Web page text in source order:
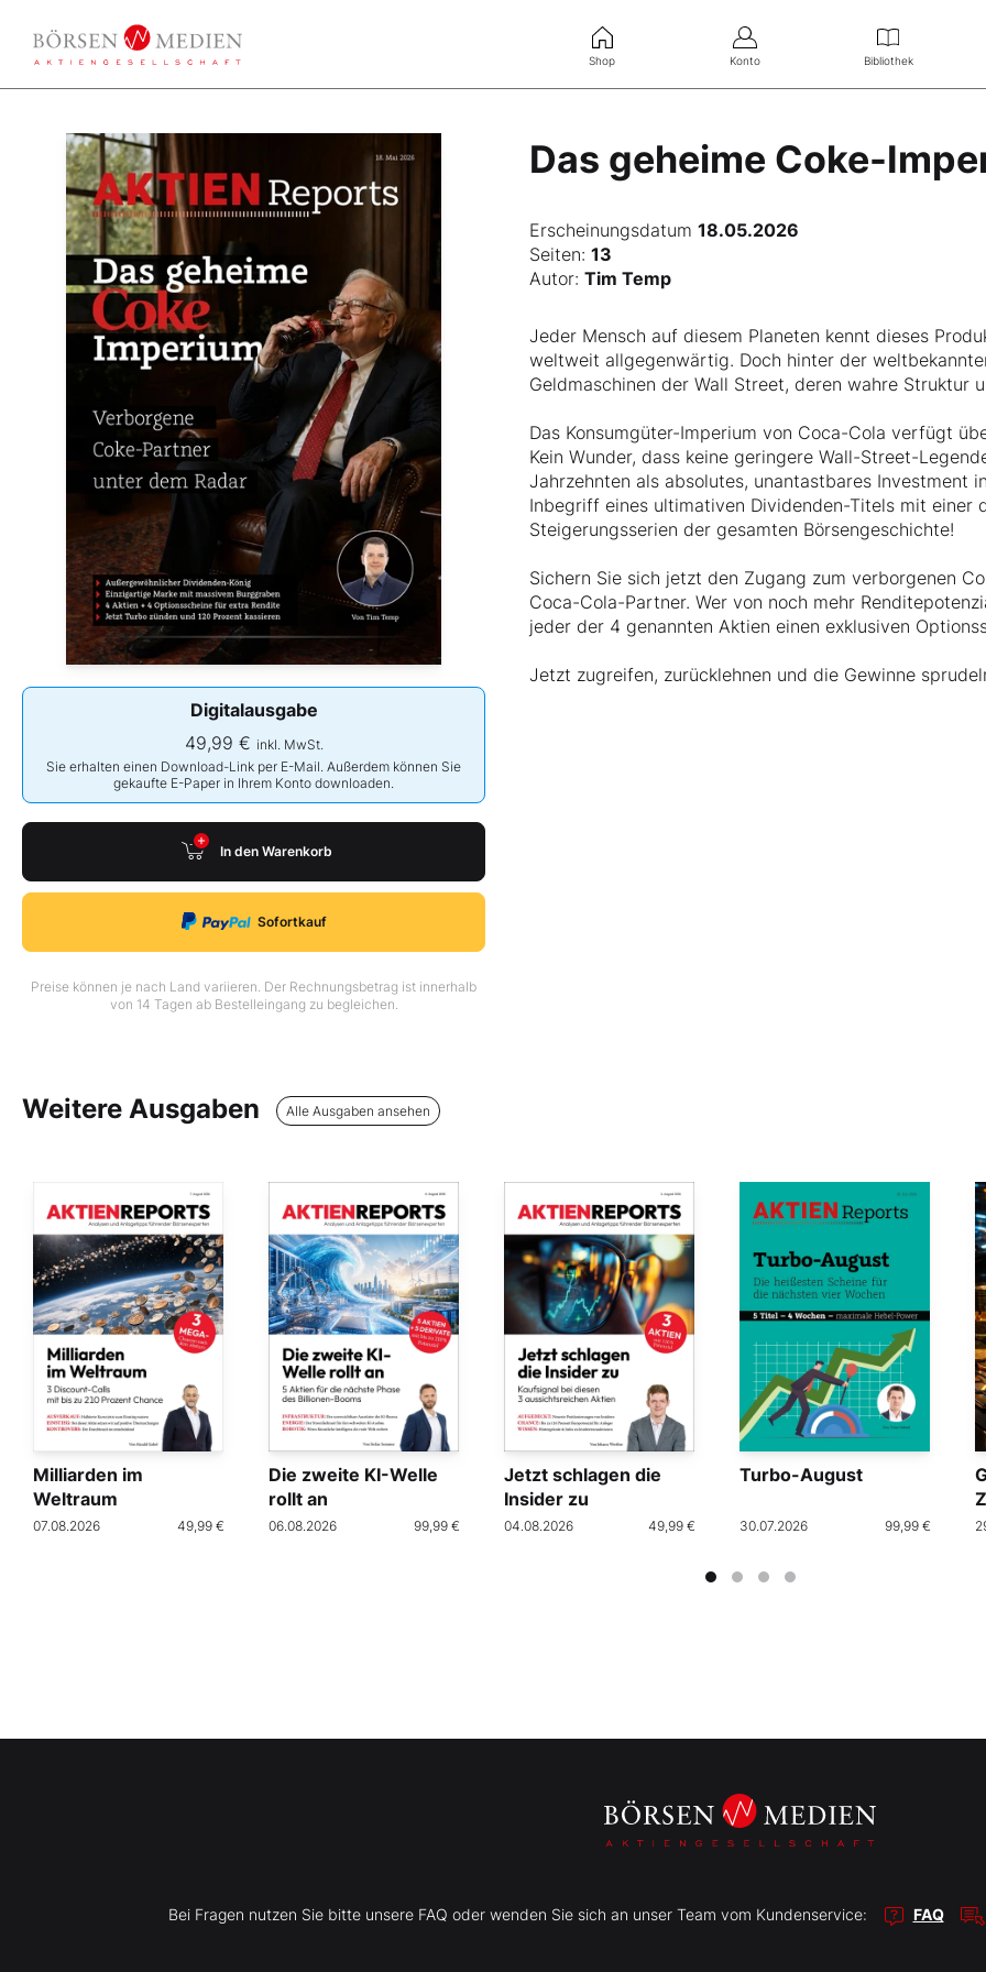
Shop Konto Bibliothek
Das geheime Coke-
Erscheinungsdatum18.05.2026
Digitalausgabe
49,99 € inkl. MwSt.
Sie erhalten einen Download-Link per E-Mail. Außerdem können Sie
gekaufte E-Paper in Ihrem Konto downloaden.
In den Warenkorb
Sofortkauf
Preise können je nach Land variieren. Der Rechnungsbetrag ist innerhalb
von 14 Tagen ab Bestelleingang zu begleichen.
Seiten:13
Autor:Tim Temp
Jeder Mensch auf diesem Planeten kennt dieses
weltweit allgegenwärtig. Doch hinter der
Geldmaschinen der Wall Street, deren wahre Struktur
Das Konsumgüter-Imperium von Coca-Cola verfügt
Kein Wunder, dass keine geringere Wall-Street-
Jahrzehnten als absolutes, unantastbares
Inbegriff eines ultimativen Dividenden-Titels mit einer
Steigerungsserien der gesamten Börsengeschichte!
Sichern Sie sich jetzt den Zugang zum verborgenen
Coca-Cola-Partner. Wer von noch mehr
jeder der 4 genannten Aktien einen exklusiven
Jetzt zugreifen, zurücklehnen und die Gewinne
Weitere Ausgaben Alle Ausgaben ansehen
Milliarden im
Weltraum
07.08.2026 49,99 €
Die zweite KI-Welle
rollt an
06.08.2026 99,99 €
Jetzt schlagen die
Insider zu
04.08.2026 49,99 €
Turbo-August
30.07.2026 99,99 €
Bei Fragen nutzen Sie bitte unsere FAQ oder wenden Sie sich an unser Team vom Kundenservice: FAQ